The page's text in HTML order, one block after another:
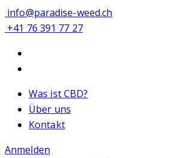
info@paradise-weed.ch
+41 76 391 77 27
Was ist CBD?
Über uns
Kontakt
Anmelden